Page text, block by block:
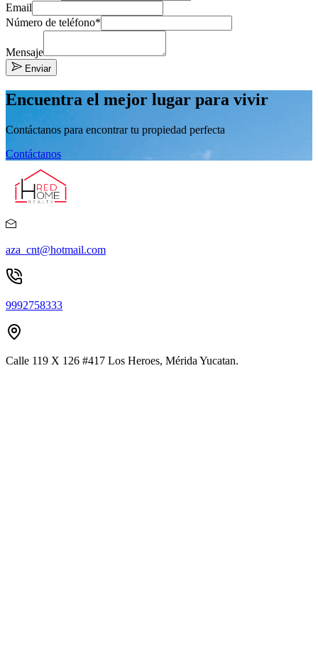
Email
Número de teléfono*
Mensaje
Enviar
Encuentra el mejor lugar para vivir
Contáctanos para encontrar tu propiedad perfecta
Contáctanos
aza_cnt@hotmail.com
9992758333
Calle 119 X 126 #417 Los Heroes, Mérida Yucatan.